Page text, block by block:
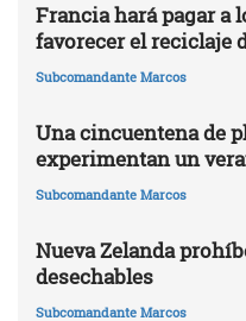
Francia hará pagar a
favorecer el reciclaje
Subcomandante Marcos
Una cincuentena de
experimentan un
Subcomandante Marcos
Nueva Zelanda
desechables
Subcomandante Marcos